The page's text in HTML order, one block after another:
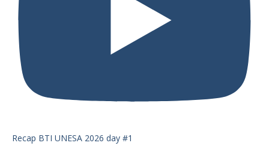
Recap BTI UNESA 2026 day #1